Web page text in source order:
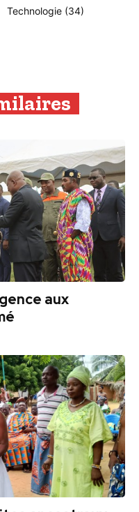
Technologie (34)
aux